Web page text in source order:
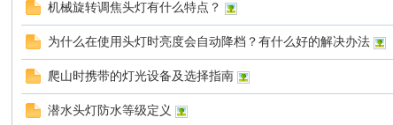
大
机械旋转调焦头灯有什么特点？
为什么在使用头灯时亮度会自动降档？有什么好的解决办法
爬山时携带的灯光设备及选择指南
潜水头灯防水等级定义